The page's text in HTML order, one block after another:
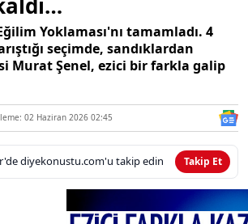
Yoklaması'nı tamamladı. 4
seçimde, sandıklardan
Murat Şenel, ezici bir farkla galip
02 Haziran 2026 02:45
diyekonustu.com'u takip edin Takip Et